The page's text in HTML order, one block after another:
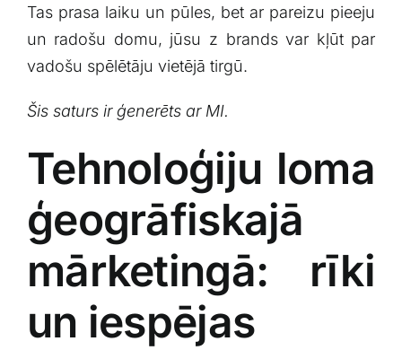
Tas prasa laiku un pūles, bet ar pareizu‍ pieeju
un radošu domu, jūsu z​ brands var ​kļūt par
vadošu spēlētāju vietējā tirgū.
Šis saturs ir ģenerēts ar MI.
Tehnoloģiju‍ loma
‍ģeogrāfiskajā
mārketingā: ⁢rīki
un‍ iespējas